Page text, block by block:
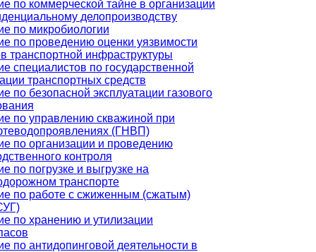
по коммерческой тайне в организации
делопроизводству
по микробиологии
по проведению оценки уязвимости
транспортной инфраструктуры
специалистов по государственной
транспортных средств
по безопасной эксплуатации газового
по управлению скважиной при
(ГНВП)
по организации и проведению
контроля
по погрузке и выгрузке на
транспорте
по работе с сжиженным (сжатым)
по хранению и утилизации
по антидопинговой деятельности в